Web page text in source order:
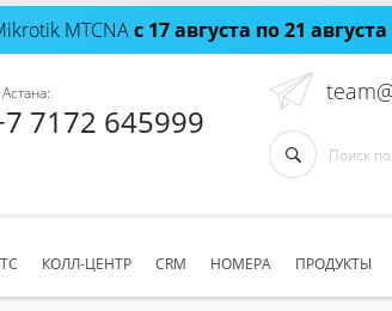
MTCNAс 17 августа по 21 августа
7172 645999
КОЛЛ-ЦЕНТР CRM НОМЕРА ПРОДУКТЫ